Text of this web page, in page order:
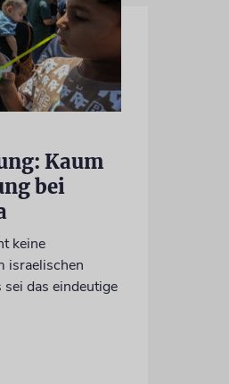
Kaum
bei
keine
israelischen
das eindeutige